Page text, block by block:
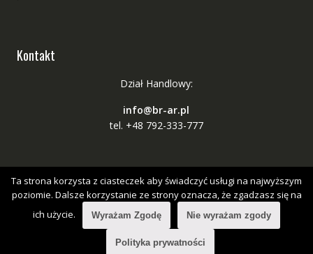
Kontakt
Dział Handlowy:
info@br-ar.pl
tel. +48 792-333-777
Copyright © All Right Reserved
Online Shop by
Acme Themes
Ta strona korzysta z ciasteczek aby świadczyć usługi na najwyższym
poziomie. Dalsze korzystanie ze strony oznacza, że zgadzasz się na
ich użycie.
Wyrażam Zgodę Nie wyrażam zgody
Polityka prywatności